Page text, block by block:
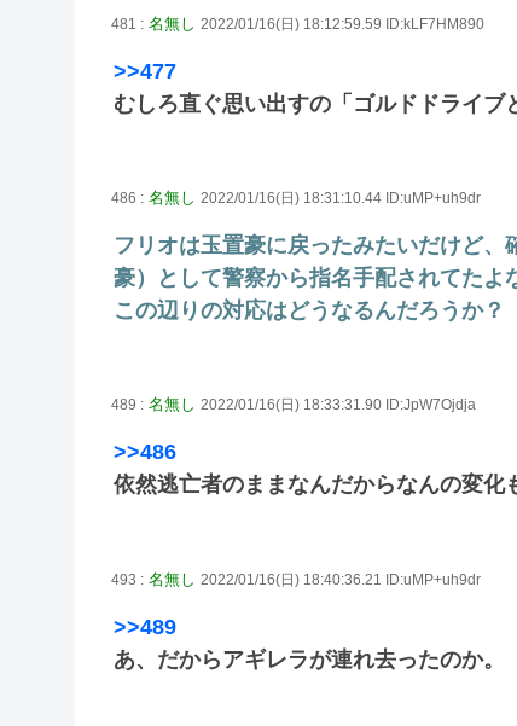
481 : 名無し 2022/01/16(日) 18:12:59.59 ID:kLF7HM890
>>477
むしろ直ぐ思い出すの「ゴルドドライブ
486 : 名無し 2022/01/16(日) 18:31:10.44 ID:uMP+uh9dr
フリオは玉置豪に戻ったみたいだけど
豪）として警察から指名手配されてたよ
この辺りの対応はどうなるんだろうか？
489 : 名無し 2022/01/16(日) 18:33:31.90 ID:JpW7Ojdja
>>486
依然逃亡者のままなんだからなんの変化
493 : 名無し 2022/01/16(日) 18:40:36.21 ID:uMP+uh9dr
>>489
あ、だからアギレラが連れ去ったのか。